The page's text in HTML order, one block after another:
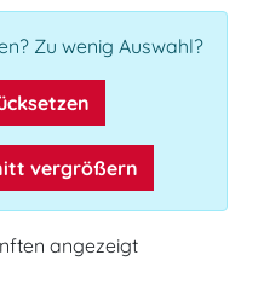
Zu wenig Auswahl?
vergrößern
angezeigt